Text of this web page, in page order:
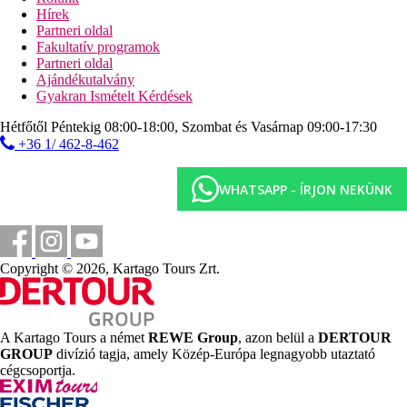
szállodák szolgáltatásai bizonyos részletekben
szállodánként eltérhetnek.
Szálláshely besorolás
Az adott ország hivatalos besorolása: 4*.
Távolságok
Távolság a legközelebbi repülőtértől
30 m
Távolság a tengerparttól
Vásárlás
Strand
Hírek
Partneri oldal
Fakultatív programok
Partneri oldal
Ajándékutalvány
Gyakran Ismételt Kérdések
Hétfőtől Péntekig 08:00-18:00, Szombat és Vasárnap 09:00-17:30
+36 1/ 462-8-462
WHATSAPP - ÍRJON NEKÜNK
Copyright © 2026, Kartago Tours Zrt.
A Kartago Tours a német REWE Group, azon belül a DERTOUR
GROUP divízió tagja, amely Közép-Európa legnagyobb utaztató
cégcsoportja.